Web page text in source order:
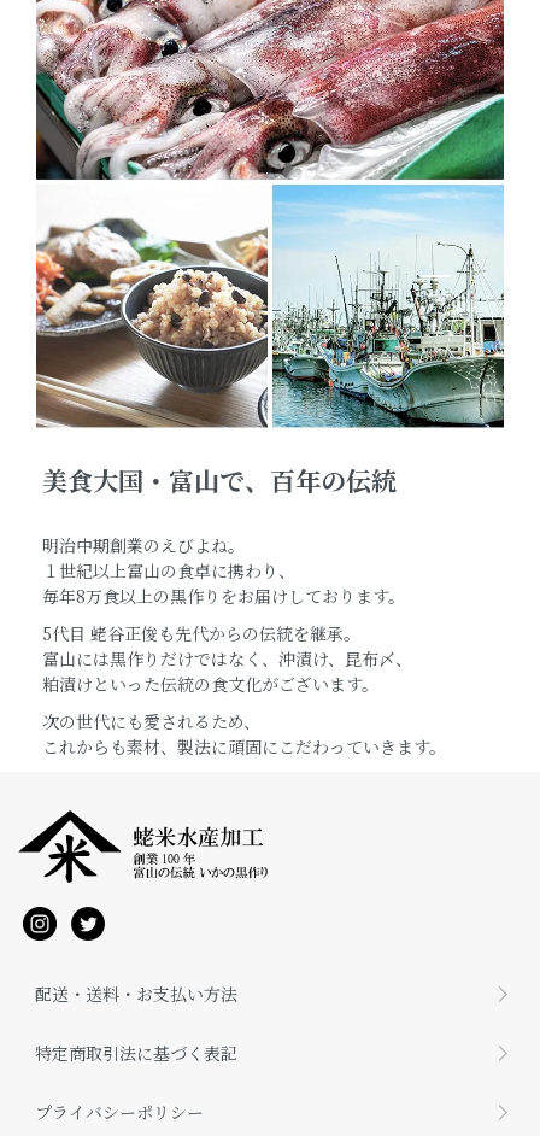
美食大国・富山で、百年の伝統
明治中期創業のえびよね。
１世紀以上富山の食卓に携わり、
毎年8万食以上の黒作りをお届けしております。
5代目 蛯谷正俊も先代からの伝統を継承。
富山には黒作りだけではなく、沖漬け、昆布〆、
粕漬けといった伝統の食文化がございます。
次の世代にも愛されるため、
これからも素材、製法に頑固にこだわっていきます。
配送・送料・お支払い方法
特定商取引法に基づく表記
プライバシーポリシー